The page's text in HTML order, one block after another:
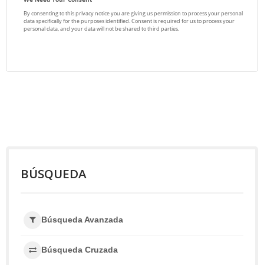
BÚSQUEDA
Búsqueda Avanzada
Búsqueda Cruzada